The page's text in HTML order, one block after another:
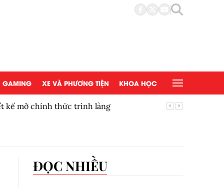
GAMING XE VÀ PHƯƠNG TIỆN KHOA HỌC
kế mở chính thức trình làng
ĐỌC NHIỀU